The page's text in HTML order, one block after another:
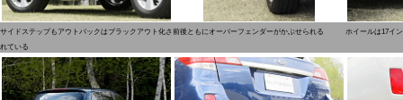
サイドステップもアウトバックはブラックアウト化さ
れている
前後ともにオーバーフェンダーがかぶせられる ホイールは17イ